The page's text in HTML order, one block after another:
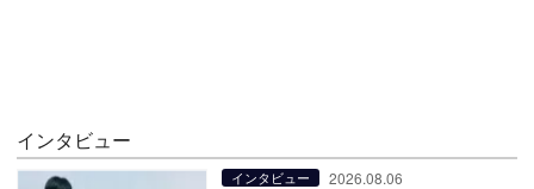
インタビュー
インタビュー 2026.08.06